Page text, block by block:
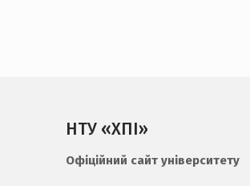
НТУ «ХПІ»
Офіційний сайт університету